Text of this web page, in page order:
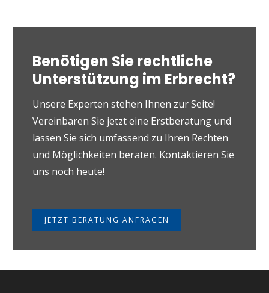
Benötigen Sie rechtliche
Unterstützung im Erbrecht?
Unsere Experten stehen Ihnen zur Seite!
Vereinbaren Sie jetzt eine Erstberatung und
lassen Sie sich umfassend zu Ihren Rechten
und Möglichkeiten beraten. Kontaktieren Sie
uns noch heute!
JETZT BERATUNG ANFRAGEN